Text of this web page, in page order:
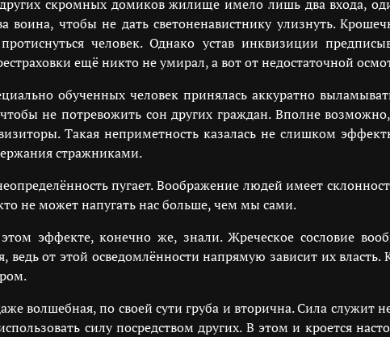
скромных домиков жилище имело лишь два входа,
воина, чтобы не дать светоненавистнику улизнуть.
человек. Однако устав инквизиции
ещё никто не умирал, а вот от недостаточной
обученных человек принялась аккуратно
не потревожить сон других граждан. Вполне
Такая неприметность казалась не слишком
стражниками.
пугает. Воображение людей имеет
не может напугать нас больше, чем мы сами.
эффекте, конечно же, знали. Жреческое сословие
ведь от этой осведомлённости напрямую зависит их
волшебная, по своей сути груба и вторична. Сила
силу посредством других. В этом и кроется